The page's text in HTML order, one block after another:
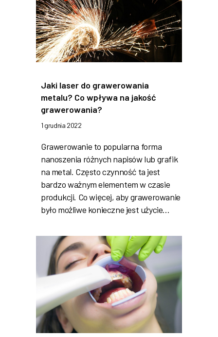
Jaki laser do grawerowania
metalu? Co wpływa na jakość
grawerowania?
1 grudnia 2022
Grawerowanie to popularna forma
nanoszenia różnych napisów lub grafik
na metal. Często czynność ta jest
bardzo ważnym elementem w czasie
produkcji. Co więcej, aby grawerowanie
było możliwe konieczne jest użycie…